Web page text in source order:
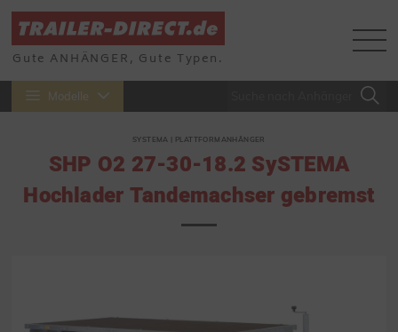
Gute ANHÄNGER, Gute Typen.
Modelle
SYSTEMA | PLATTFORMANHÄNGER
SHP O2 27-30-18.2 SySTEMA
Hochlader Tandemachser gebremst